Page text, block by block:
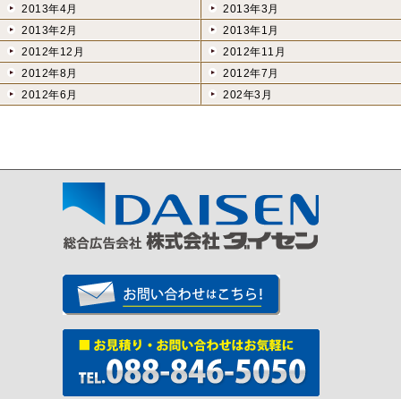
2013年4月
2013年3月
2013年2月
2013年1月
2012年12月
2012年11月
2012年8月
2012年7月
2012年6月
202年3月